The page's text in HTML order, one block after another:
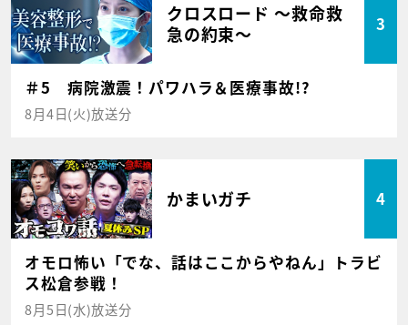
クロスロード ～救命救
急の約束～
3
＃5 病院激震！パワハラ＆医療事故!?
8月4日(火)放送分
かまいガチ 4
オモロ怖い「でな、話はここからやねん」トラビ
ス松倉参戦！
8月5日(水)放送分